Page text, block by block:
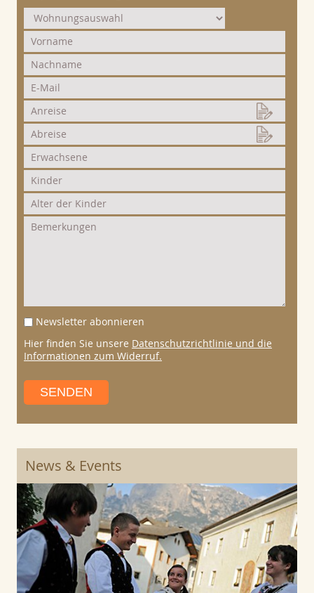
Newsletter abonnieren
Hier finden Sie unsere Datenschutzrichtlinie und die
Informationen zum Widerruf.
SENDEN
News & Events